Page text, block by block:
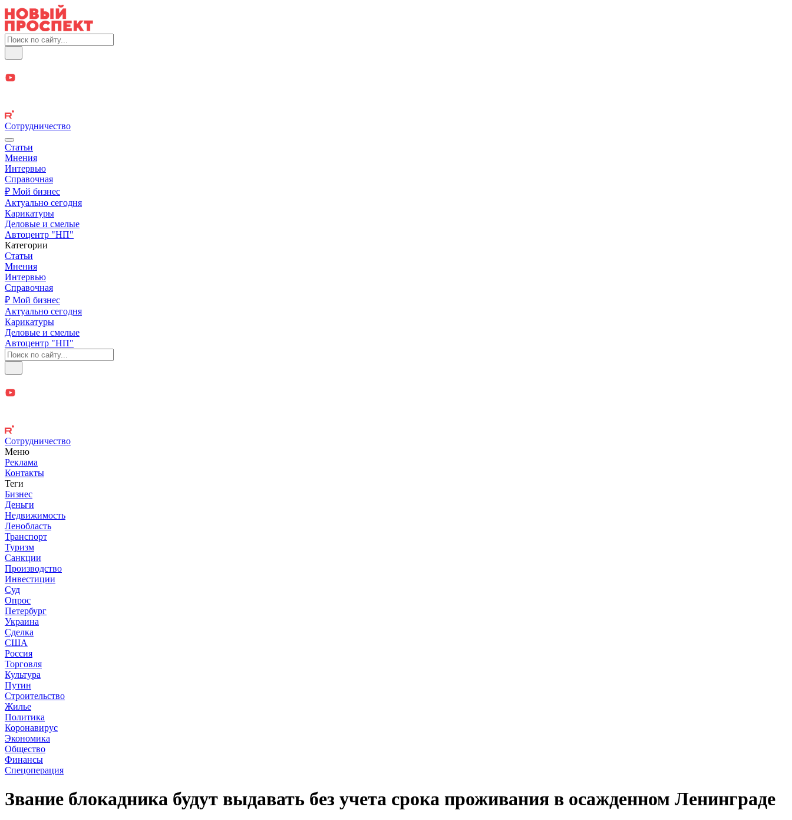
Сотрудничество
Статьи
Мнения
Интервью
Справочная
₽ Мой бизнес
Актуально сегодня
Карикатуры
Деловые и смелые
Автоцентр "НП"
Категории
Статьи
Мнения
Интервью
Справочная
₽ Мой бизнес
Актуально сегодня
Карикатуры
Деловые и смелые
Автоцентр "НП"
Сотрудничество
Меню
Реклама
Контакты
Теги
Бизнес
Деньги
Недвижимость
Ленобласть
Транспорт
Туризм
Санкции
Производство
Инвестиции
Суд
Опрос
Петербург
Украина
Сделка
США
Россия
Торговля
Культура
Путин
Строительство
Жилье
Политика
Коронавирус
Экономика
Общество
Финансы
Спецоперация
Звание блокадника будут выдавать без учета срока проживания в осажденном Ленинграде